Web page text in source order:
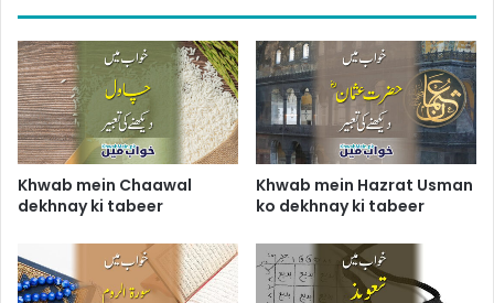
Khwab mein Chaawal
dekhnay ki tabeer
Khwab mein Hazrat Usman
ko dekhnay ki tabeer